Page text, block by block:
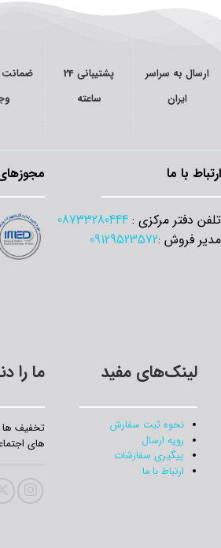
ارسال به سراسر
ایران
پشتیبانی 24
ساعته
ارتباط با ما
تلفن دفتر مرکزی : 08733280444
مدیر فروش :09129523572
لینک‌های مفید
نحوه ثبت سفارش
رویه ارسال
پیگیری سفارشات
ارتباط با ما
ما را
تخفیف‌ ها
های